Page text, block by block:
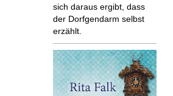
sich daraus ergibt, dass
der Dorfgendarm selbst
erzählt.